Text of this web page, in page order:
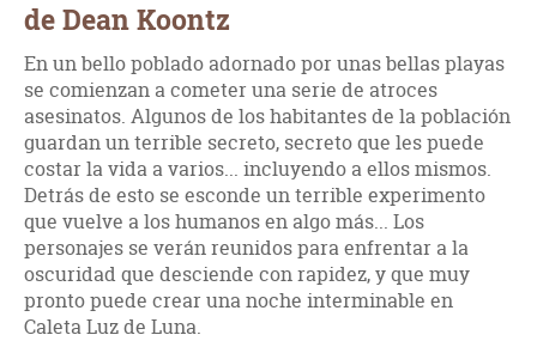
de Dean Koontz
En un bello poblado adornado por unas bellas playas
se comienzan a cometer una serie de atroces
asesinatos. Algunos de los habitantes de la población
guardan un terrible secreto, secreto que les puede
costar la vida a varios... incluyendo a ellos mismos.
Detrás de esto se esconde un terrible experimento
que vuelve a los humanos en algo más... Los
personajes se verán reunidos para enfrentar a la
oscuridad que desciende con rapidez, y que muy
pronto puede crear una noche interminable en
Caleta Luz de Luna.